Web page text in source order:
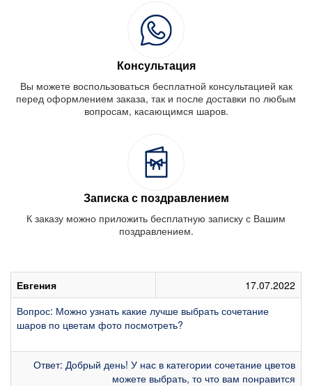
Консультация
Вы можете воспользоваться бесплатной консультацией как
перед оформлением заказа, так и после доставки по любым
вопросам, касающимся шаров.
Записка с поздравлением
К заказу можно приложить бесплатную записку с Вашим
поздравлением.
Евгения
17.07.2022
Вопрос: Можно узнать какие лучше выбрать сочетание
шаров по цветам фото посмотреть?
Ответ: Добрый день! У нас в категории сочетание цветов
можете выбрать, то что вам понравится